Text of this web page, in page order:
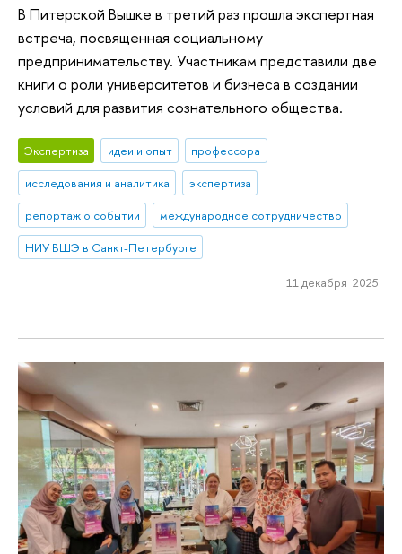
В Питерской Вышке в третий раз прошла экспертная
встреча, посвященная социальному
предпринимательству. Участникам представили две
книги о роли университетов и бизнеса в создании
условий для развития сознательного общества.
Экспертиза идеи и опыт
профессора
исследования и аналитика
экспертиза
репортаж о событии
международное сотрудничество
НИУ ВШЭ в Санкт-Петербурге
11 декабря 2025